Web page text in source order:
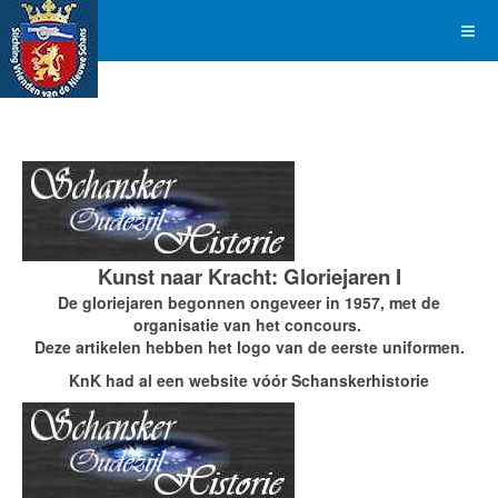
Kunst naar Kracht: Gloriejaren I
De gloriejaren begonnen ongeveer in 1957, met de
organisatie van het concours.
Deze artikelen hebben het logo van de eerste uniformen.
KnK had al een website vóór Schanskerhistorie